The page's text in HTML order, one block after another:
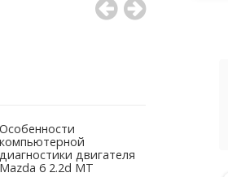
Особенности
компьютерной
диагностики двигателя
Mazda 6 2.2d MT